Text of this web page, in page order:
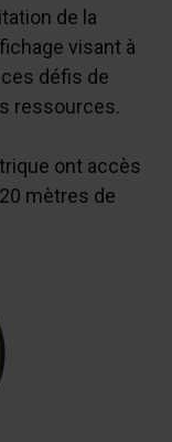
de la
visant à
défis de
ressources.
ont accès
mètres de